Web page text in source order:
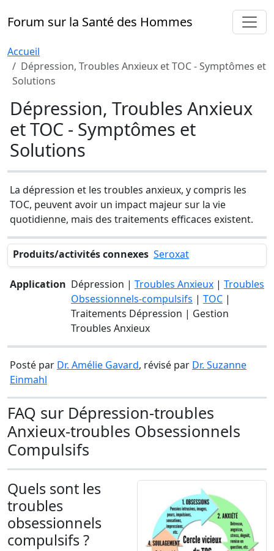
Forum sur la Santé des Hommes
Accueil
Dépression, Troubles Anxieux et TOC - Symptômes et
Solutions
Dépression, Troubles Anxieux
et TOC - Symptômes et
Solutions
La dépression et les troubles anxieux, y compris les
TOC, peuvent avoir un impact majeur sur la vie
quotidienne, mais des traitements efficaces existent.
Produits/activités connexes Seroxat
Application Dépression | Troubles Anxieux | Troubles
Obsessionnels-compulsifs | TOC |
Traitements Dépression | Gestion
Troubles Anxieux
Posté par Dr. Amélie Gavard, révisé par Dr. Suzanne
Einmahl
FAQ sur Dépression-troubles
Anxieux-troubles Obsessionnels
Compulsifs
Quels sont les
troubles
obsessionnels
compulsifs ?